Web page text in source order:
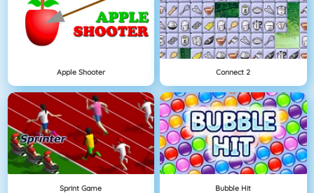
Apple Shooter Connect 2
Sprint Game Bubble Hit